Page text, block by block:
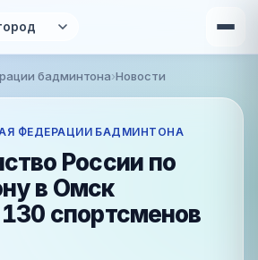
содержанию
бадминтона›Новости
ФЕДЕРАЦИИ БАДМИНТОНА
России по
в Омск
спортсменов